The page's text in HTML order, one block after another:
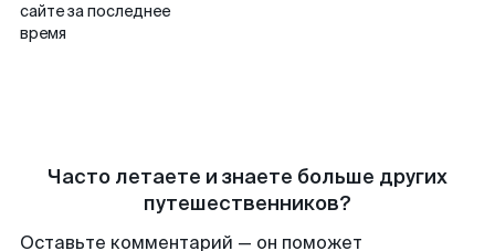
сайте за последнее
время
Часто летаете и знаете больше других
путешественников?
Оставьте комментарий — он поможет